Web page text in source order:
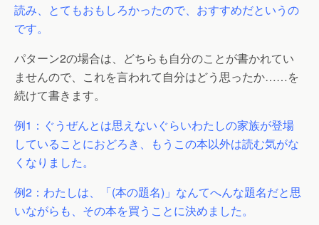
読み、とてもおもしろかったので、おすすめだというの
です。
パターン2の場合は、どちらも自分のことが書かれてい
ませんので、これを言われて自分はどう思ったか……を
続けて書きます。
例1：ぐうぜんとは思えないぐらいわたしの家族が登場
していることにおどろき、もうこの本以外は読む気がな
くなりました。
例2：わたしは、「(本の題名)」なんてへんな題名だと思
いながらも、その本を買うことに決めました。